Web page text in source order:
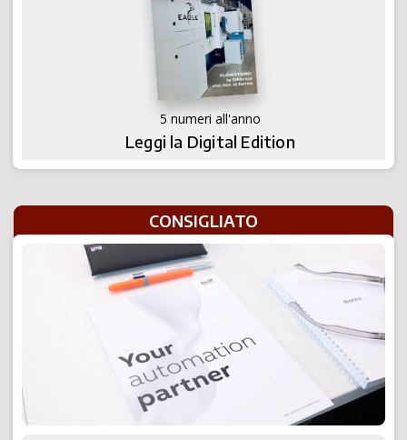
5 numeri all'anno
Leggi la Digital Edition
CONSIGLIATO